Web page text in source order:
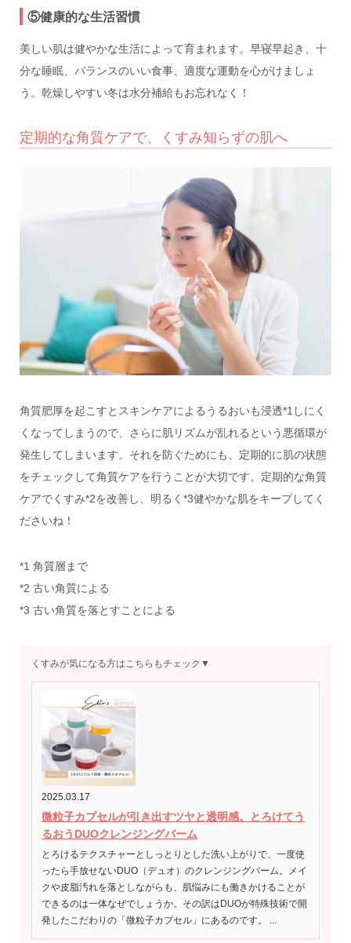
⑤健康的な生活習慣
美しい肌は健やかな生活によって育まれます。早寝早起き、十
分な睡眠、バランスのいい食事、適度な運動を心がけましょ
う。乾燥しやすい冬は水分補給もお忘れなく！
定期的な角質ケアで、くすみ知らずの肌へ
角質肥厚を起こすとスキンケアによるうるおいも浸透*1しにく
くなってしまうので、さらに肌リズムが乱れるという悪循環が
発生してしまいます。それを防ぐためにも、定期的に肌の状態
をチェックして角質ケアを行うことが大切です。定期的な角質
ケアでくすみ*2を改善し、明るく*3健やかな肌をキープしてく
ださいね！
*1 角質層まで
*2 古い角質による
*3 古い角質を落とすことによる
くすみが気になる方はこちらもチェック▼
2025.03.17
微粒子カプセルが引き出すツヤと透明感。とろけてう
るおうDUOクレンジングバーム
とろけるテクスチャーとしっとりとした洗い上がりで、一度使
ったら手放せないDUO（デュオ）のクレンジングバーム。メイ
クや皮脂汚れを落としながらも、肌悩みにも働きかけることが
できるのは一体なぜでしょうか。その訳はDUOが特殊技術で開
発したこだわりの「微粒子カプセル」にあるのです。 ...